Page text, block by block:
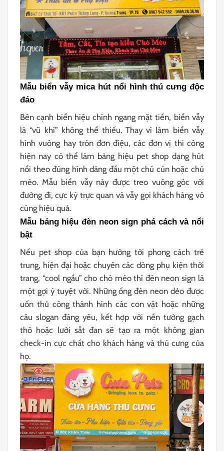
Mẫu biển vẫy mica hút nổi hình thú cưng độc
đáo
Bên cạnh biển hiệu chính ngang mặt tiền, biển vẫy
là “vũ khí” không thể thiếu. Thay vì làm biển vẫy
hình vuông hay tròn đơn điệu, các đơn vị thi công
hiện nay có thể làm bảng hiệu pet shop dạng hút
nổi theo đúng hình dáng đầu một chú cún hoặc chú
mèo. Mẫu biển vẫy này được treo vuông góc với
đường đi, cực kỳ trực quan và vẫy gọi khách hàng vô
cùng hiệu quả.
Mẫu bảng hiệu đèn neon sign phá cách và nổi
bật
Nếu pet shop của bạn hướng tới phong cách trẻ
trung, hiện đại hoặc chuyên các dòng phụ kiện thời
trang, “cool ngầu” cho chó mèo thì đèn neon sign là
một gợi ý tuyệt vời. Những ống đèn neon dẻo được
uốn thủ công thành hình các con vật hoặc những
câu slogan đáng yêu, kết hợp với nền tường gạch
thô hoặc lưới sắt đan sẽ tạo ra một không gian
check-in cực chất cho khách hàng và thú cưng của
họ.